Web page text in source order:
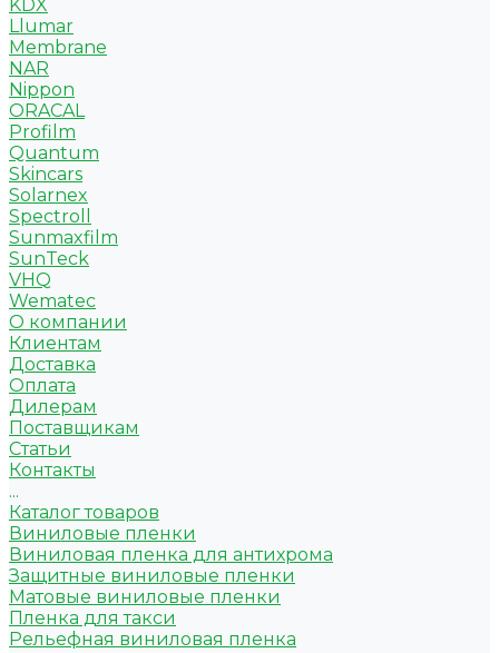
KDX
Llumar
Membrane
NAR
Nippon
ORACAL
Profilm
Quantum
Skincars
Solarnex
Spectroll
Sunmaxfilm
SunTeck
VHQ
Wematec
О компании
Клиентам
Доставка
Оплата
Дилерам
Поставщикам
Статьи
Контакты
...
Каталог товаров
Виниловые пленки
Виниловая пленка для антихрома
Защитные виниловые пленки
Матовые виниловые пленки
Пленка для такси
Рельефная виниловая пленка